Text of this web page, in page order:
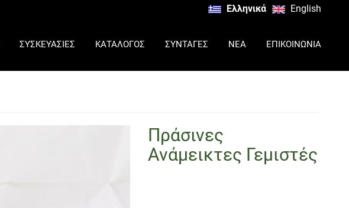
Ελληνικά English
ΣΥΣΚΕΥΑΣΙΕΣ ΚΑΤΑΛΟΓΟΣ ΣΥΝΤΑΓΕΣ ΝΕΑ ΕΠΙΚΟΙΝΩΝΙΑ
Πράσινες
Ανάμεικτες Γεμιστές